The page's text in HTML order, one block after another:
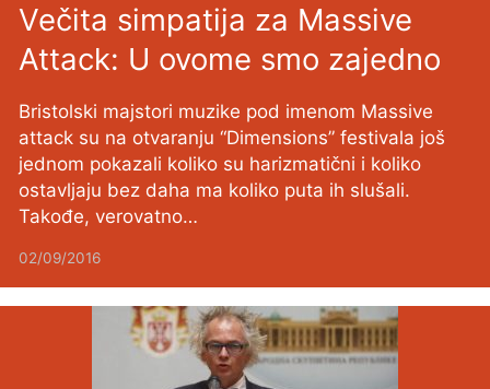
Večita simpatija za Massive
Attack: U ovome smo zajedno
Bristolski majstori muzike pod imenom Massive
attack su na otvaranju “Dimensions” festivala još
jednom pokazali koliko su harizmatični i koliko
ostavljaju bez daha ma koliko puta ih slušali.
Takođe, verovatno…
02/09/2016